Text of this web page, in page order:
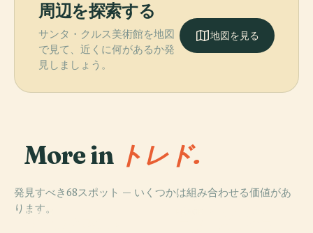
周辺を探索する
サンタ・クルス美術館を地図
で見て、近くに何があるか発
見しましょう。
地図を見る
More in トレド.
発見すべき68スポット — いくつかは組み合わせる価値があ
ります。
PLACE
PLACE
PLACE